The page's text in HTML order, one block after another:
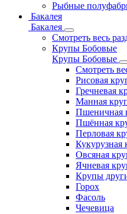
Рыбные
Бакалея
Бакалея
Смотреть весь
Крупы Бобовые
Крупы Бобовые
Смотреть
Рисовая
Гречневая
Манная
Пшеничная
Пшённая
Перловая
Кукурузная
Овсяная
Ячневая
Крупы
Горох
Фасоль
Чечевица